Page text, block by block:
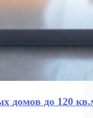
домов до 120